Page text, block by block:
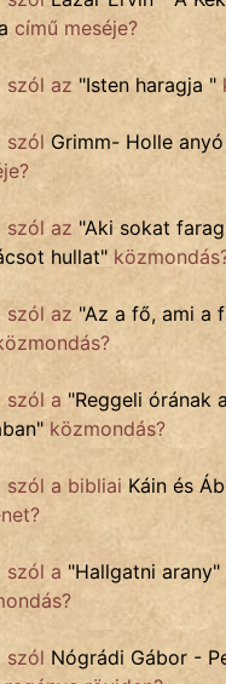
című meséje?
szól az "Isten haragja "
szól Grimm- Holle anyó
szól az "Aki sokat
hullat"
szól az "Az a fő, ami a
szól a "Reggeli órának
" közmondás?
szól a bibliai Káin és
szól a "Hallgatni arany"
szól Nógrádi Gábor -